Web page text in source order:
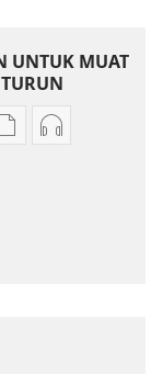
UNTUK MUAT
TURUN
PilihanPilihan